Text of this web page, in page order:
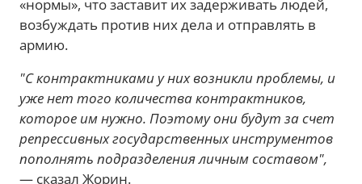
«нормы», что заставит их задерживать людей,
возбуждать против них дела и отправлять в
армию.
"С контрактниками у них возникли проблемы, и
уже нет того количества контрактников,
которое им нужно. Поэтому они будут за счет
репрессивных государственных инструментов
пополнять подразделения личным составом",
— сказал Жорин.